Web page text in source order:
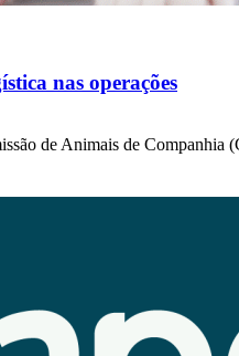
nas operações
de Animais de